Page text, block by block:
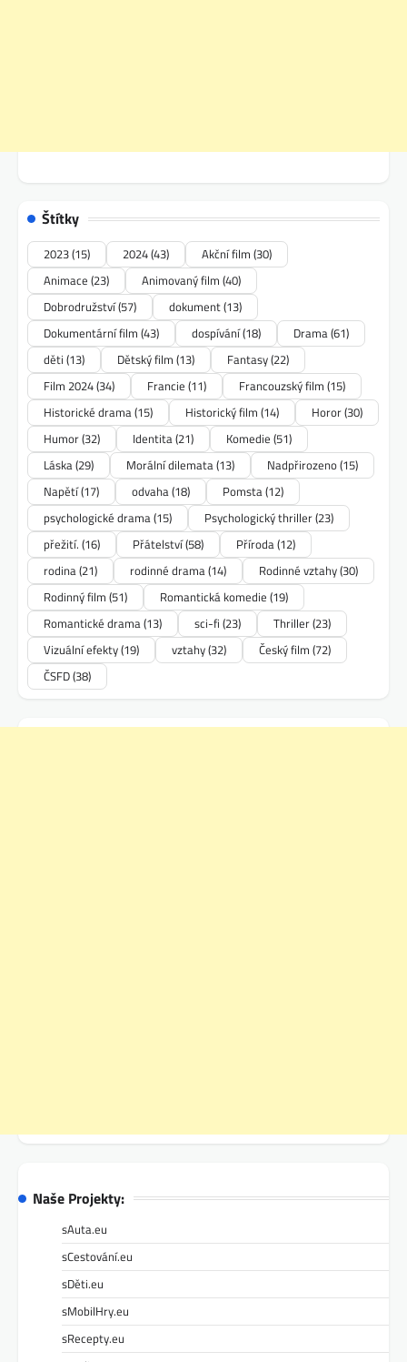
Štítky
2023(15) 2024(43) Akční film (30)
Animace (23) Animovaný film (40)
Dobrodružství(57) dokument(13)
Dokumentární film (43) dospívání(18) Drama(61)
děti (13) Dětský film (13) Fantasy(22)
Film 2024(34) Francie (11) Francouzský film (15)
Historické drama(15) Historický film (14) Horor(30)
Humor(32) Identita(21) Komedie (51)
Láska(29) Morální dilemata(13) Nadpřirozeno(15)
Napětí(17) odvaha(18) Pomsta(12)
psychologické drama(15) Psychologický thriller(23)
přežití. (16) Přátelství(58) Příroda(12)
rodina(21) rodinné drama(14) Rodinné vztahy(30)
Rodinný film (51) Romantická komedie (19)
Romantické drama(13) sci-fi (23) Thriller(23)
Vizuální efekty(19) vztahy(32) Český film (72)
ČSFD(38)
Naše Projekty:
sAuta.eu
sCestování.eu
sDěti.eu
sMobilHry.eu
sRecepty.eu